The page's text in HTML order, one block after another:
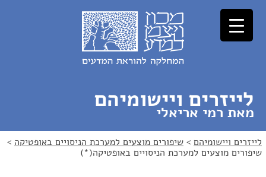
לתוכן
לניווט
לייזרים ויישומיהם
מאת רמי אריאלי
לייזרים ויישומיהם > שיפורים מוצעים למערכת הניסויים באופטיקה >
שיפורים מוצעים למערכת הניסויים באופטיקה(*)